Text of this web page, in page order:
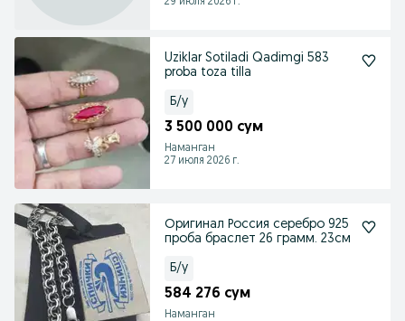
Uziklar Sotiladi Qadimgi 583
proba toza tilla
Б/у
3 500 000 сум
Наманган
27 июля 2026 г.
Оригинал Россия серебро 925
проба браслет 26 грамм. 23см
Б/у
584 276 сум
Наманган